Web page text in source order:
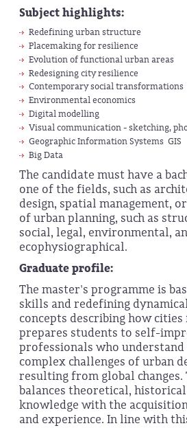
Subject highlights:
Redefining urban structure
Placemaking for resilience
Evolution of functional urban areas
Redesigning city resilience
Contemporary social transformations
Environmental economics
Digital modelling
Visual communication - sketching,
Geographic Information Systems GIS
Big Data
The candidate must have a
one of the fields, such as
design, spatial management,
of urban planning, such as
social, legal, environmental,
ecophysiographical.
Graduate profile:
The master's programme is
skills and redefining
concepts describing how
prepares students to self-
professionals who understand
complex challenges of urban
resulting from global changes.
balances theoretical,
knowledge with the
and experience. In line with